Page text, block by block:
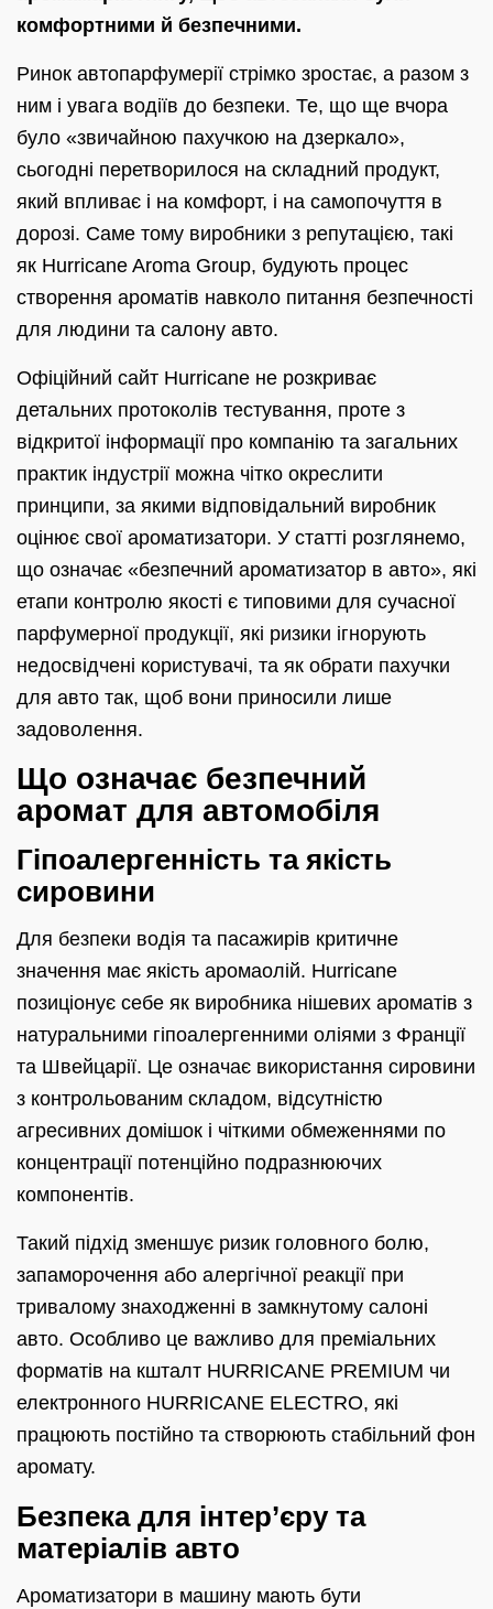
комфортними й безпечними.
Ринок автопарфумерії стрімко зростає, а разом з
ним і увага водіїв до безпеки. Те, що ще вчора
було «звичайною пахучкою на дзеркало»,
сьогодні перетворилося на складний продукт,
який впливає і на комфорт, і на самопочуття в
дорозі. Саме тому виробники з репутацією, такі
як Hurricane Aroma Group, будують процес
створення ароматів навколо питання безпечності
для людини та салону авто.
Офіційний сайт Hurricane не розкриває
детальних протоколів тестування, проте з
відкритої інформації про компанію та загальних
практик індустрії можна чітко окреслити
принципи, за якими відповідальний виробник
оцінює свої ароматизатори. У статті розглянемо,
що означає «безпечний ароматизатор в авто», які
етапи контролю якості є типовими для сучасної
парфумерної продукції, які ризики ігнорують
недосвідчені користувачі, та як обрати пахучки
для авто так, щоб вони приносили лише
задоволення.
Що означає безпечний
аромат для автомобіля
Гіпоалергенність та якість
сировини
Для безпеки водія та пасажирів критичне
значення має якість аромаолій. Hurricane
позиціонує себе як виробника нішевих ароматів з
натуральними гіпоалергенними оліями з Франції
та Швейцарії. Це означає використання сировини
з контрольованим складом, відсутністю
агресивних домішок і чіткими обмеженнями по
концентрації потенційно подразнюючих
компонентів.
Такий підхід зменшує ризик головного болю,
запаморочення або алергічної реакції при
тривалому знаходженні в замкнутому салоні
авто. Особливо це важливо для преміальних
форматів на кшталт HURRICANE PREMIUM чи
електронного HURRICANE ELECTRO, які
працюють постійно та створюють стабільний фон
аромату.
Безпека для інтер’єру та
матеріалів авто
Ароматизатори в машину мають бути